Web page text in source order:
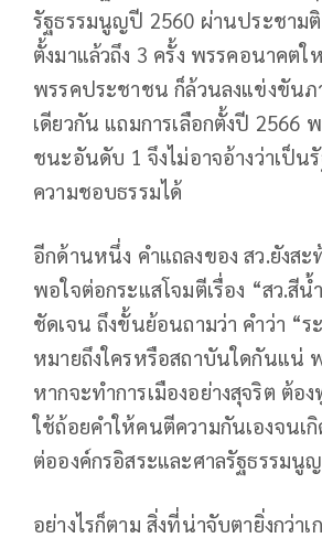
รัฐธรรมนูญปี 2560 ผ่านประชามติ
ตั้งมาแล้วถึง 3 ครั้ง พรรคอนาคตใ
พรรคประชาชน ก็ล้วนลงแข่งขันภ
เดียวกัน แถมการเลือกตั้งปี 2566
ชนะอันดับ 1 จึงไม่อาจอ้างว่าเป็น
ความชอบธรรมได้
อีกด้านหนึ่ง คำแถลงของ สว.ยังส
พอใจต่อกระแสโจมตีเรื่อง “สว.สีน้
ชัดเจน ถึงขั้นย้อนถามว่า คำว่า “ร
หมายถึงใครหรือสถาบันใดกันแน่
หากจะทำการเมืองอย่างสุจริต ต้อ
ใช้ถ้อยคำให้คนตีความกันเองจนเ
ต่อองค์กรอิสระและศาลรัฐธรรมนูญ
อย่างไรก็ตาม สิ่งที่น่าจับตายิ่งกว่า